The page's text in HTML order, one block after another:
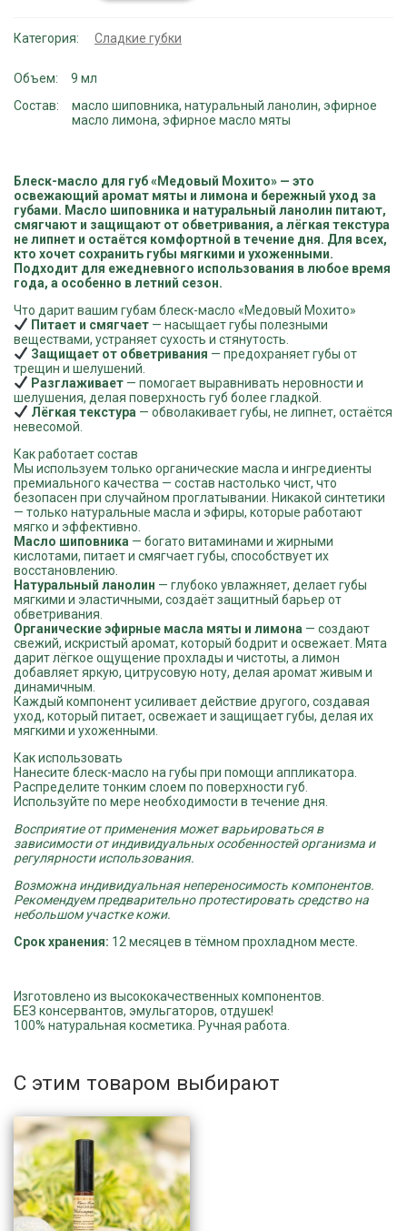
масло
«Медовый
Категория: Сладкие губки
Объем
9 мл
Состав
масло шиповника, натуральный ланолин, эфирное
масло лимона, эфирное масло мяты
Блеск-масло для губ «Медовый Мохито» — это
освежающий аромат мяты и лимона и бережный уход за
губами. Масло шиповника и натуральный ланолин питают,
смягчают и защищают от обветривания, а лёгкая текстура
не липнет и остаётся комфортной в течение дня. Для всех,
кто хочет сохранить губы мягкими и ухоженными.
Подходит для ежедневного использования в любое время
года, а особенно в летний сезон.
Что дарит вашим губам блеск-масло «Медовый Мохито»
Питает и смягчает— насыщает губы полезными
веществами, устраняет сухость и стянутость.
Защищает от обветривания — предохраняет губы от
трещин и шелушений.
Разглаживает— помогает выравнивать неровности и
шелушения, делая поверхность губ более гладкой.
Лёгкая текстура — обволакивает губы, не липнет, остаётся
невесомой.
Как работает состав
Мы используем только органические масла и ингредиенты
премиального качества — состав настолько чист, что
безопасен при случайном проглатывании. Никакой синтетики
— только натуральные масла и эфиры, которые работают
мягко и эффективно.
Масло шиповника — богато витаминами и жирными
кислотами, питает и смягчает губы, способствует их
восстановлению.
Натуральный ланолин — глубоко увлажняет, делает губы
мягкими и эластичными, создаёт защитный барьер от
обветривания.
Органические эфирные масла мяты и лимона — создают
свежий, искристый аромат, который бодрит и освежает. Мята
дарит лёгкое ощущение прохлады и чистоты, а лимон
добавляет яркую, цитрусовую ноту, делая аромат живым и
динамичным.
Каждый компонент усиливает действие другого, создавая
уход, который питает, освежает и защищает губы, делая их
мягкими и ухоженными.
Как использовать
Нанесите блеск-масло на губы при помощи аппликатора.
Распределите тонким слоем по поверхности губ.
Используйте по мере необходимости в течение дня.
Восприятие от применения может варьироваться в
зависимости от индивидуальных особенностей организма и
регулярности использования.
Возможна индивидуальная непереносимость компонентов.
Рекомендуем предварительно протестировать средство на
небольшом участке кожи.
Срок хранения: 12 месяцев в тёмном прохладном месте.
Изготовлено из высококачественных компонентов.
БЕЗ консервантов, эмульгаторов, отдушек!
100% натуральная косметика. Ручная работа.
С этим товаром выбирают